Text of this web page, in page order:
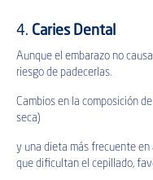
4. Caries Dental
Aunque el embarazo no
riesgo de padecerlas.
Cambios en la composición
seca)
y una dieta más frecuente en
que dificultan el cepillado,